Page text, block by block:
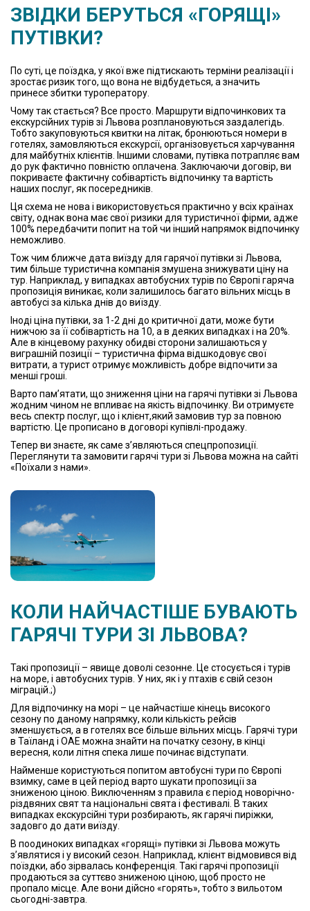
ЗВІДКИ БЕРУТЬСЯ «ГОРЯЩІ»
ПУТІВКИ?
По суті, це поїздка, у якої вже підтискають терміни реалізації і
зростає ризик того, що вона не відбудеться, а значить
принесе збитки туроператору.
Чому так стається? Все просто. Маршрути відпочинкових та
екскурсійних турів зі Львова розплановуються заздалегідь.
Тобто закуповуються квитки на літак, бронюються номери в
готелях, замовляються екскурсії, організовується харчування
для майбутніх клієнтів. Іншими словами, путівка потрапляє вам
до рук фактично повністю оплачена. Заключаючи договір, ви
покриваєте фактичну собівартість відпочинку та вартість
наших послуг, як посередників.
Ця схема не нова і використовується практично у всіх країнах
світу, однак вона має свої ризики для туристичної фірми, адже
100% передбачити попит на той чи інший напрямок відпочинку
неможливо.
Тож чим ближче дата виїзду для гарячої путівки зі Львова,
тим більше туристична компанія змушена знижувати ціну на
тур. Наприклад, у випадках автобусних турів по Європі гаряча
пропозиція виникає, коли залишилось багато вільних місць в
автобусі за кілька днів до виїзду.
Іноді ціна путівки, за 1-2 дні до критичної дати, може бути
нижчою за її собівартість на 10, а в деяких випадках і на 20%.
Але в кінцевому рахунку обидві сторони залишаються у
виграшній позиції – туристична фірма відшкодовує свої
витрати, а турист отримує можливість добре відпочити за
менші гроші.
Варто пам’ятати, що зниження ціни на гарячі путівки зі Львова
жодним чином не впливає на якість відпочинку. Ви отримуєте
весь спектр послуг, що і клієнт,який замовив тур за повною
вартістю. Це прописано в договорі купівлі-продажу.
Тепер ви знаєте, як саме з’являються спецпропозиції.
Переглянути та замовити гарячі тури зі Львова можна на сайті
«Поїхали з нами».
КОЛИ НАЙЧАСТІШЕ БУВАЮТЬ
ГАРЯЧІ ТУРИ ЗІ ЛЬВОВА?
Такі пропозиції – явище доволі сезонне. Це стосується і турів
на море, і автобусних турів. У них, як і у птахів є свій сезон
міграцій.;)
Для відпочинку на морі – це найчастіше кінець високого
сезону по даному напрямку, коли кількість рейсів
зменшується, а в готелях все більше вільних місць. Гарячі тури
в Таїланд і ОАЕ можна знайти на початку сезону, в кінці
вересня, коли літня спека лише починає відступати.
Найменше користуються попитом автобусні тури по Європі
взимку, саме в цей період варто шукати пропозиції за
зниженою ціною. Виключенням з правила є період новорічно-
різдвяних свят та національні свята і фестивалі. В таких
випадках екскурсійні тури розбирають, як гарячі пиріжки,
задовго до дати виїзду.
В поодиноких випадках «горящі» путівки зі Львова можуть
з’являтися і у високий сезон. Наприклад, клієнт відмовився від
поїздки, або зірвалась конференція. Такі гарячі пропозиції
продаються за суттєво зниженою ціною, щоб просто не
пропало місце. Але вони дійсно «горять», тобто з вильотом
сьогодні-завтра.